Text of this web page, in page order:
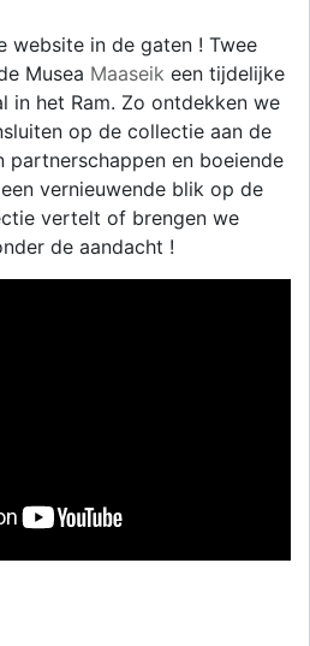
website in de gaten ! Twee
Musea Maaseik een tijdelijke
in het Ram. Zo ontdekken we
op de collectie aan de
partnerschappen en boeiende
vernieuwende blik op de
vertelt of brengen we
de aandacht !